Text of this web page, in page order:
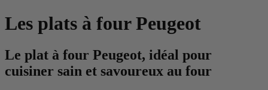
Les plats à four Peugeot
Le plat à four Peugeot, idéal pour
cuisiner sain et savoureux au four